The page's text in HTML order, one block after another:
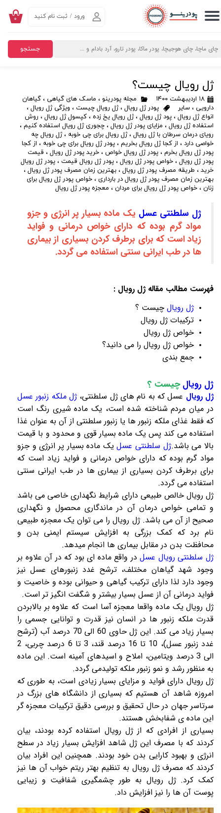
جستجو
ورود / ثبت نام کنید
حساب کاربری من
تغییر گذر واژه
خروج از حساب کاربری
۰
ژل رویال چیست؟
۱۸ اردیبهشت ۱۴۰۰ مجله پودرینو ، ماسک های گیاهی ، گیاهان
دارویی ، سایر پودر ژل رویال ،ژل رویال چیست ، ویژگی ژل رویال ،
انواع ژل رویال ، پود ژل رویال ،ژل رویال یخ زده ، کپسول ژل رویال ، روش
استفاده ژل رویال ، مزایای پودر ژل رویال ، چجوری ژل رویال استفاده کنیم ،
رویای درمان سرطان با ژل رویال ،ژل رویال برای چی خوبه ،ژل رویال چه
خواصی دارد ، از کجا ژل رویال بخریم ، پودر ژل رویال برای چی خوبه ، از کجا
پودر ژل رویال بخرم ، پودر ژل رویال خواص ، خرید پودر ژل رویال ، قیمت
پودر ژل رویال ، خواص پودر ژل رویال ، پودر ژل رویال قیمت ، پودر ژل رویال
خرید ، طریقه مصرف پودر ژل رویال ، بهترین زمان مصرف پودر ژل رویال ،
بهترین زمان مصرف پودر ژل رویال در بارداری ، خواص پودر ژل رویال برای
زنان ، خواص پودر ژل رویال برای مردان ، معجزه پودر ژل رویال
ژل سلطنتی عسل یک ماده بسیار پر انرژی و جزو
مواد گرم بوده که دارای خواص درمانی و فواید
زیاد است که برای برطرف کردن بسیاری از بیماری
ها در طب ایرانی سنتی استفاده می گردد.
فهرست مطالب مقالهژل رویال :
ژل رویال چیست ؟
ترکیبات ژل رویال
خواص ژل رویال
خواص ژل رویال را می دانید؟
جمع بندی
ژل رویالچیست ؟
ژل رویال عسل که به نام های ژل سلطنتی، ژل ملکه زنبور عسل
در میان مردم شناخته شده است، یک ماده شیری رنگ است
که فقط غذای ملکه زنبور ها یا زنبور سلطنتی از آن به عنوان غذا
استفاده می کند پس یک ماده بسیار قوی و محدود و با قیمت
بالا می باشد.ژل سلطنتی عسلیک ماده بسیار پر انرژی و جزو
مواد گرم بوده که دارای خواص درمانی و فواید زیاد است که
برای برطرف کردن بسیاری از بیماری ها در طب ایرانی سنتی
استفاده می گردد.
ژل رویال خالص طبیعی دارای شرایط نگهداری خاصی می باشد
و تمامی خواص درمان آن در ماندگاری محصول و نگهداری
صحیح از آن می باشد.ژل رویالرا می توان یک معجزه طبیعی
نام برد که کمک بزرگی به افزایش سیستم ایمنی بدن و
محافظت بدن در مقابل بیماری ها انجام میدهد.
ژل سلطنتی رویال عسل در واقع ماده ای بود که در آن علاوه بر
وجود شهد گیاهان مختلف، ترشح غدد زنبورهای عسل نیز
وجود دارد لذا دارای ترکیب گیاهی و حیوانی بوده و خاصیت و
فواید درمانی آن از عسل بسیار بیشتر و شگفت انگیز تر است.
ژل رویالیک ماده واقعا معجزه آسا است که علاوه بر بالابردن
قدرت ملکه زنبور ها در انسان نیز قدرت و توانایی جسمی را
بسیار زیاد می کند. این ژل
حاوی 60 الی 70 درصد آب (ترشح
غدد زنبور عسل)، 10 تا 16 درصد قند، 3 تا 6 درصد چربی، 2
الی 3 درصد ویتامین، املاح و اسیدهای آمینه است. این ماده
به منظور رشد و نمو زنبور ملکه تولیدمی گردد.
ژل رویال دارای فواید و مزایای بسیار زیادی است، به طوری که
امروزه شاهد آن هستیم که بسیاری از دانشگاه های بزرگ در
سرتاسر جهان در حال تحقیق و بررسی دقیق ترکیبات معجزه گر
این ماده ی شفابخش هستند.
بسیاری از افرادی که از ژل رویال استفاده کرده بودند، بیان
کردند که با مصرف این ژلشاهد افزایش بسیار زیاد در سطح
انرژی و بهبود کارایی بدن خود بودند. همچنین این افراد بیان
کردند که مصرفژل رویال به تنظیم بهتر ریتم خواب آن ها نیز
کمک کرد.ژل رویال به طور چشمگیری شفافیت و زیبایی
پوست آن ها را نیز افزایش داد.